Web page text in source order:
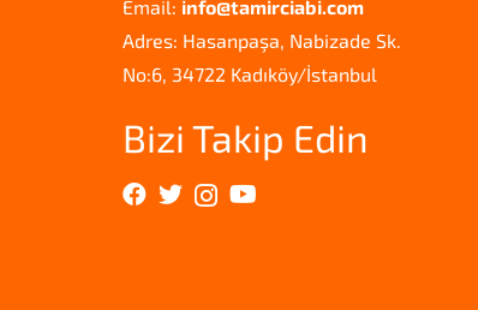
Email: info@tamirciabi.com
Adres: Hasanpaşa, Nabizade Sk.
No:6, 34722 Kadıköy/İstanbul
Bizi Takip Edin